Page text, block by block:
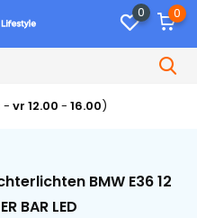
0 0
- vr 12.00 - 16.00)
BMW E36 12
BAR LED